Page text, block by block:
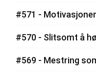
#571 -
#570 - Slitsomt å
#569 - Mestring